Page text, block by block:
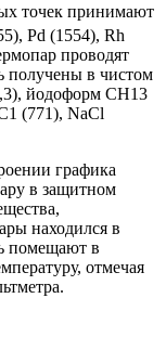
точек принимают
Pd (1554), Rh
проводят
получены в чистом
йодоформ СН13
(771), NaCl
графика
в защитном
находился в
помещают в
отмечая